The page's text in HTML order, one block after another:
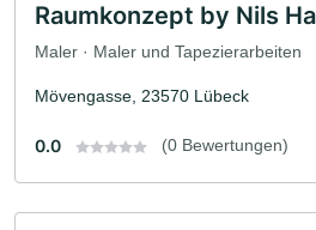
Raumkonzept by Nils
Maler · Maler und Tapezierarbeiten
Mövengasse, 23570 Lübeck
0.0 (0 Bewertungen)